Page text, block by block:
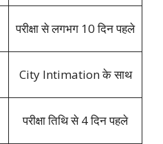
परीक्षा से लगभग 10 दिन पहले
City Intimation के साथ
परीक्षा तिथि से 4 दिन पहले